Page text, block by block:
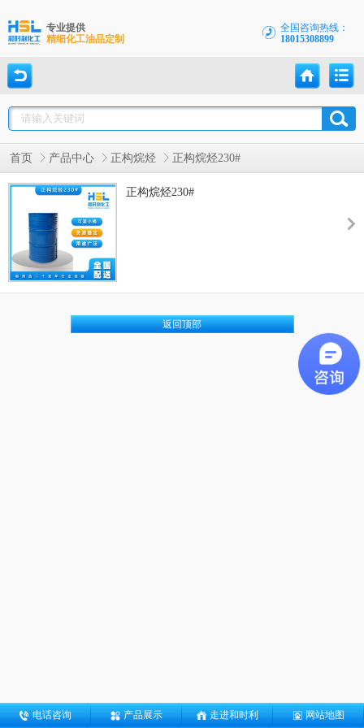
全国咨询热线：
18015308899
专业提供
精细化工油品定制
首页 产品中心 正构烷烃 正构烷烃230#
正构烷烃230#
返回顶部
电话咨询 产品展示 走进和时利 网站地图